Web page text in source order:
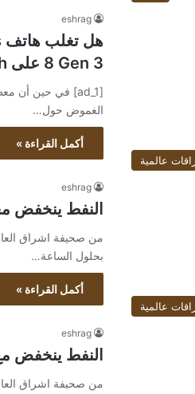
eshrag
8 Gen 3 على Geekbench؟
الغموض حول…
أكمل القراءة »
عالمية
eshrag
النفط ينخفض
بحلول الساعة…
أكمل القراءة »
عالمية
eshrag
النفط ينخفض